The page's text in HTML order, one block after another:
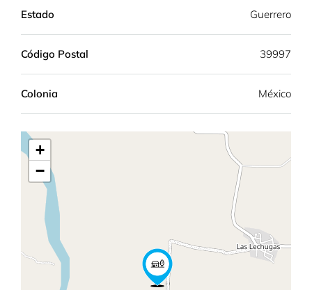
Estado Guerrero
Código Postal 39997
Colonia México
+
−